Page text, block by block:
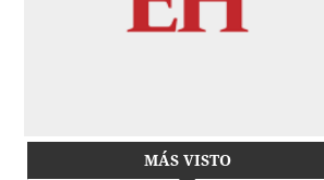
MÁS VISTO